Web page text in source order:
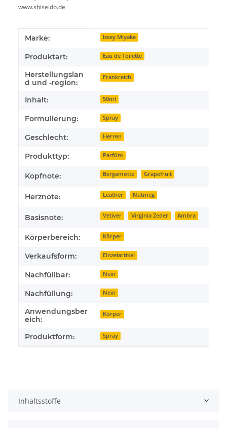
www.shiseido.de
Produkteigenschaft
Wert
Marke: Issey Miyake
Produktart: Eau de Toilette
Herstellungslan
d und -region:
Frankreich
Inhalt: 50ml
Formulierung: Spray
Geschlecht: Herren
Produkttyp: Parfüm
Kopfnote: Bergamotte Grapefruit
Herznote: Leather Nutmeg
Basisnote: Vetiver Virginia Zeder Ambra
Körperbereich: Körper
Verkaufsform: Einzelartikel
Nachfüllbar: Nein
Nachfüllung: Nein
Anwendungsber
eich:
Körper
Produktform: Spray
Inhaltsstoffe